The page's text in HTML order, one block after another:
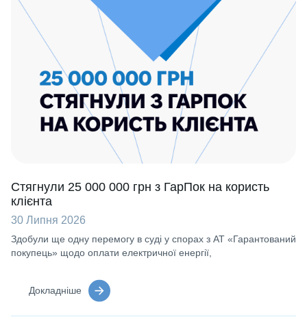
Стягнули 25 000 000 грн з ГарПок на користь
клієнта
30 Липня 2026
Здобули ще одну перемогу в суді у спорах з АТ «Гарантований
покупець» щодо оплати електричної енергії,
Докладніше